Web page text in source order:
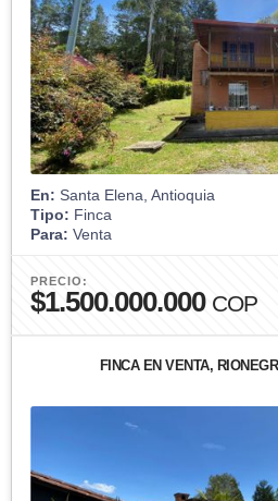
En: Santa Elena, Antioquia
Tipo: Finca
Para: Venta
PRECIO:
$1.500.000.000 COP
FINCA EN VENTA,